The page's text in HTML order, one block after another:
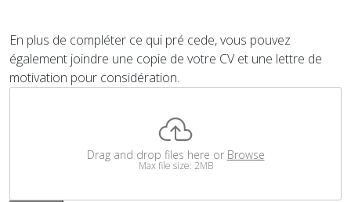
En plus de compléter ce qui pré cede, vous pouvez
également joindre une copie de votre CV et une lettre de
motivation pour considération.
Drag and drop files here or Browse
Max file size: 2MB